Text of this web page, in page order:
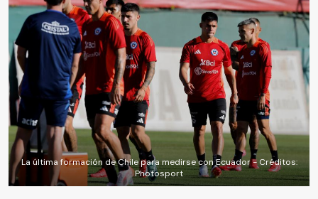
La última formación de Chile para medirse con Ecuador - Créditos:
Photosport